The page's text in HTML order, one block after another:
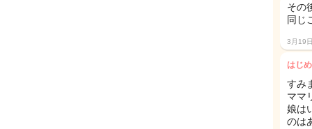
その
同じ
3月19
はじ
すみ
ママ
娘は
のは